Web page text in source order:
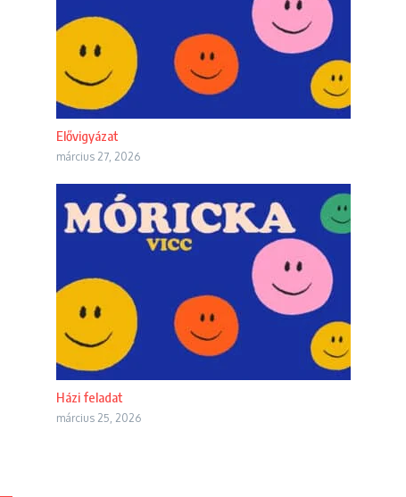
Elővigyázat
március 27, 2026
Házi feladat
március 25, 2026